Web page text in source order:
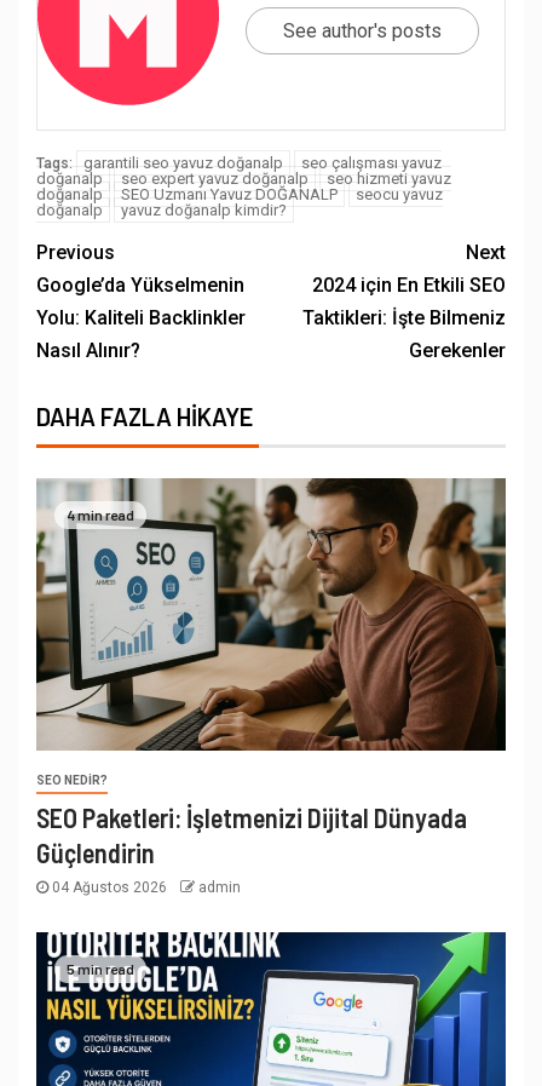
See author's posts
Tags: garantili seo yavuz doğanalp
seo çalışması yavuz
doğanalp
seo expert yavuz doğanalp
seo hizmeti yavuz
doğanalp
SEO Uzmanı Yavuz DOĞANALP
seocu yavuz
doğanalp
yavuz doğanalp kimdir?
Previous
Google’da Yükselmenin
Yolu: Kaliteli Backlinkler
Nasıl Alınır?
Next
2024 için En Etkili SEO
Taktikleri: İşte Bilmeniz
Gerekenler
DAHA FAZLA HIKAYE
4 min read
SEO NEDIR?
SEO Paketleri: İşletmenizi Dijital Dünyada
Güçlendirin
04 Ağustos 2026 admin
5 min read